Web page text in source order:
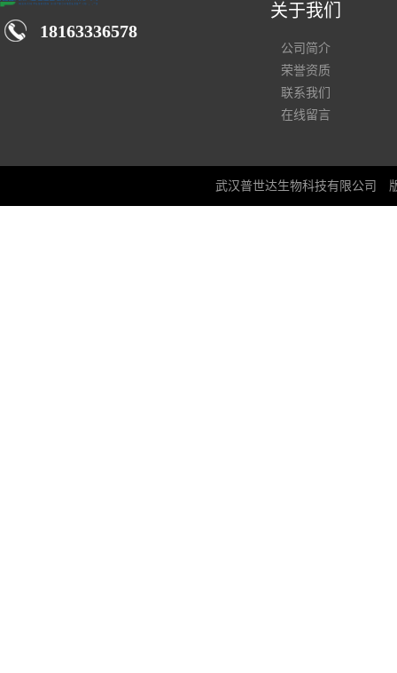
18163336578
关于我们
公司简介
荣誉资质
联系我们
在线留言
武汉普世达生物科技有限公司